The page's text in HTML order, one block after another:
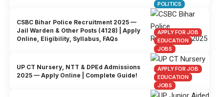
POLITICS
APPLY FOR JOB
EDUCATION
JOBS
CSBC Bihar Police Recruitment 2025 —
Jail Warden & Other Posts (4128) | Apply
Online, Eligibility, Syllabus, FAQs
APPLY FOR JOB
EDUCATION
JOBS
UP CT Nursery, NTT & DPEd Admissions
2025 — Apply Online | Complete Guide!